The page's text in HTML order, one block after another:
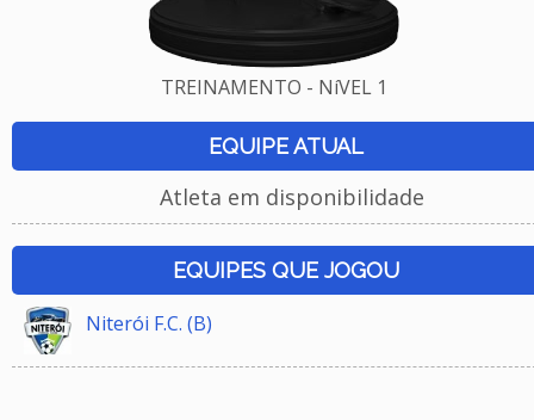
TREINAMENTO - NíVEL 1
EQUIPE ATUAL
Atleta em disponibilidade
EQUIPES QUE JOGOU
Niterói F.C. (B)